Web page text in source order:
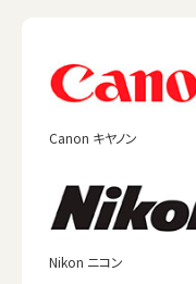
Canon キヤノン
Nikon ニコン